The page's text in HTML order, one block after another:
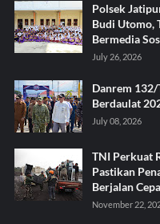
Polsek
Budi Utomo,
Bermedia
July 26, 2026
Danrem
Berdaulat
July 08, 2026
TNI Perkuat
Pastikan
Berjalan
November 22,